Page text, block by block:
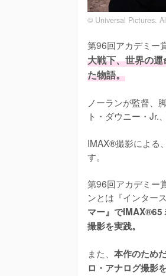
© Universal Pictures.
第96回アカデミー
大戦下、世界の
た物語。
ノーランが監督、
ト・ダウニー・Jr.
IMAX®撮影による
す。
第96回アカデミー
ンとは『インター
マー』でIMAX®65
撮影を実践。
また、 本作のため
ロ・アナログ撮影